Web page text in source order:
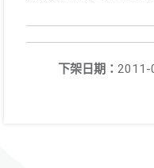
下架日期： 2011-